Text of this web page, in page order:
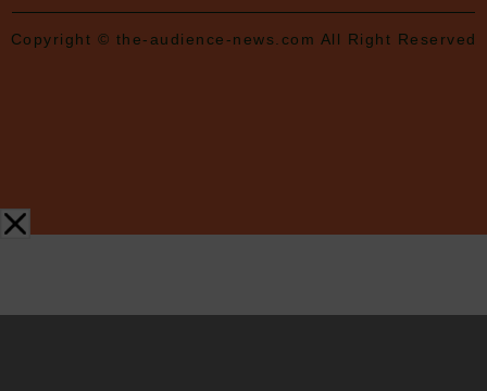
Copyright © the-audience-news.com All Right Reserved